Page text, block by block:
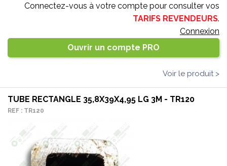
Connectez-vous à votre compte pour consulter vos
TARIFS REVENDEURS.
Connexion
Ouvrir un compte PRO
Voir le produit >
TUBE RECTANGLE 35,8X39X4,95 LG 3M - TR120
REF : TR120